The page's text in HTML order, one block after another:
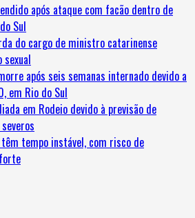
após ataque com facão dentro de
Sul
do cargo de ministro catarinense
sexual
após seis semanas internado devido a
em Rio do Sul
em Rodeio devido à previsão de
tempo instável, com risco de